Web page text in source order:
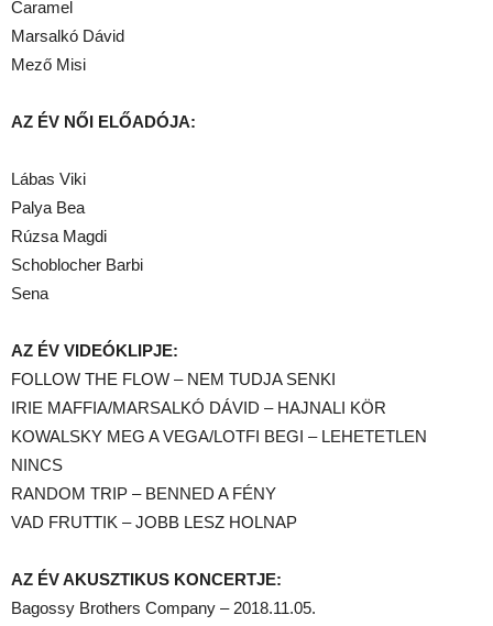
Caramel
Marsalkó Dávid
Mező Misi
AZ ÉV NŐI ELŐADÓJA:
Lábas Viki
Palya Bea
Rúzsa Magdi
Schoblocher Barbi
Sena
AZ ÉV VIDEÓKLIPJE:
FOLLOW THE FLOW – NEM TUDJA SENKI
IRIE MAFFIA/MARSALKÓ DÁVID – HAJNALI KÖR
KOWALSKY MEG A VEGA/LOTFI BEGI – LEHETETLEN
NINCS
RANDOM TRIP – BENNED A FÉNY
VAD FRUTTIK – JOBB LESZ HOLNAP
AZ ÉV AKUSZTIKUS KONCERTJE:
Bagossy Brothers Company – 2018.11.05.